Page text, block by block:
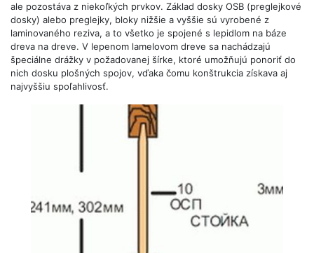
ale pozostáva z niekoľkých prvkov. Základ dosky OSB (preglejkové
dosky) alebo preglejky, bloky nižšie a vyššie sú vyrobené z
laminovaného reziva, a to všetko je spojené s lepidlom na báze
dreva na dreve. V lepenom lamelovom dreve sa nachádzajú
špeciálne drážky v požadovanej šírke, ktoré umožňujú ponoriť do
nich dosku plošných spojov, vďaka čomu konštrukcia získava aj
najvyššiu spoľahlivosť.